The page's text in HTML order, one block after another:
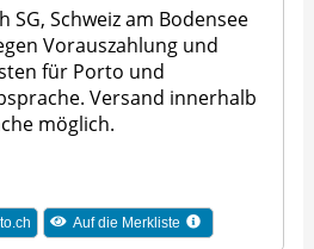
SG, Schweiz am Bodensee
Vorauszahlung und
für Porto und
Versand innerhalb
möglich.
Auf die Merkliste